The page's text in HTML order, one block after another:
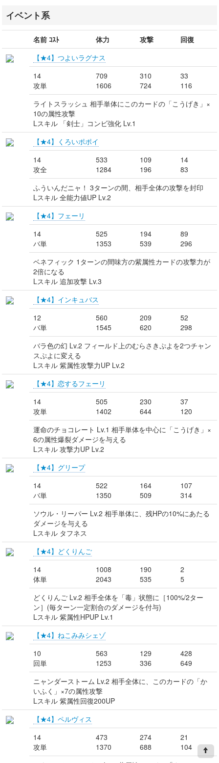
イベント系
名前 ｺｽﾄ 体力 攻撃
回復
【★4】つよいラグナス
14
攻単
709
1606
310
724
33
116
ライトスラッシュ 相手単体にこのカードの「こうげき」×
10の属性攻撃
Lスキル 「剣士」コンビ強化 Lv.1
【★4】くろいポポイ
14
攻全
533
1284
109
196
14
83
ふういんだニャ！ 3ターンの間、相手全体の攻撃を封印
Lスキル 全能力値UP Lv.2
【★4】フェーリ
14
バ単
525
1353
194
539
89
296
ベネフィック 1ターンの間味方の紫属性カードの攻撃力が
2倍になる
Lスキル 追加攻撃 Lv.3
【★4】インキュバス
12
バ単
560
1545
209
620
52
298
バラ色の幻 Lv.2 フィールド上のむらさきぷよを2つチャン
スぷよに変える
Lスキル 紫属性攻撃力UP Lv.2
【★4】恋するフェーリ
14
攻単
505
1402
230
644
37
120
運命のチョコレート Lv.1 相手単体を中心に「こうげき」×
6の属性爆裂ダメージを与える
Lスキル 攻撃力UP Lv.2
【★4】グリープ
14
バ単
522
1350
164
509
107
314
ソウル・リーパー Lv.2 相手単体に、残HPの10%にあたる
ダメージを与える
Lスキル タフネス
【★4】どくりんご
14
体単
1008
2043
190
535
2
5
どくりんご Lv.2 相手全体を「毒」状態に［100%/2ター
ン］(毎ターン一定割合のダメージを付与)
Lスキル 紫属性HPUP Lv.1
【★4】ねこみみシェゾ
10
回単
563
1253
129
336
428
649
ニャンダーストーム Lv.2 相手全体に、このカードの「か
いふく」×7の属性攻撃
Lスキル 紫属性回復200UP
【★4】ペルヴィス
14
攻単
473
1370
274
688
21
104